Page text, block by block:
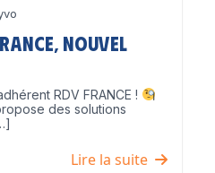
nouvel
RDV FRANCE !
des solutions
Lire la suite